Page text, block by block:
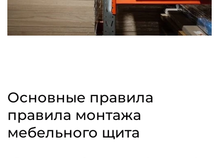
Основные правила
правила монтажа
мебельного щита